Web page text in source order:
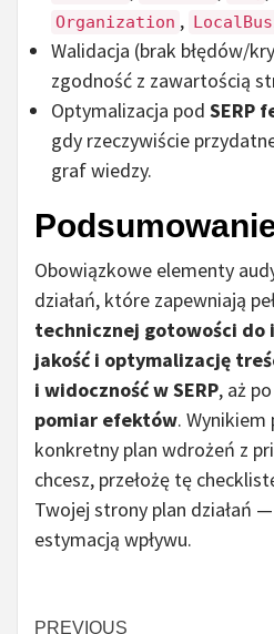
Organization ,
Walidacja (brak błędów/
zgodność z zawartością
Optymalizacja pod SERP
gdy rzeczywiście
graf wiedzy.
Obowiązkowe elementy
działań, które zapewniają
technicznej gotowości do
jakość i optymalizację
i widoczność w SERP, aż po
pomiar efektów. Wynikiem
konkretny plan wdrożeń z
chcesz, przełożę tę
Twojej strony plan działań
estymacją wpływu.
PREVIOUS